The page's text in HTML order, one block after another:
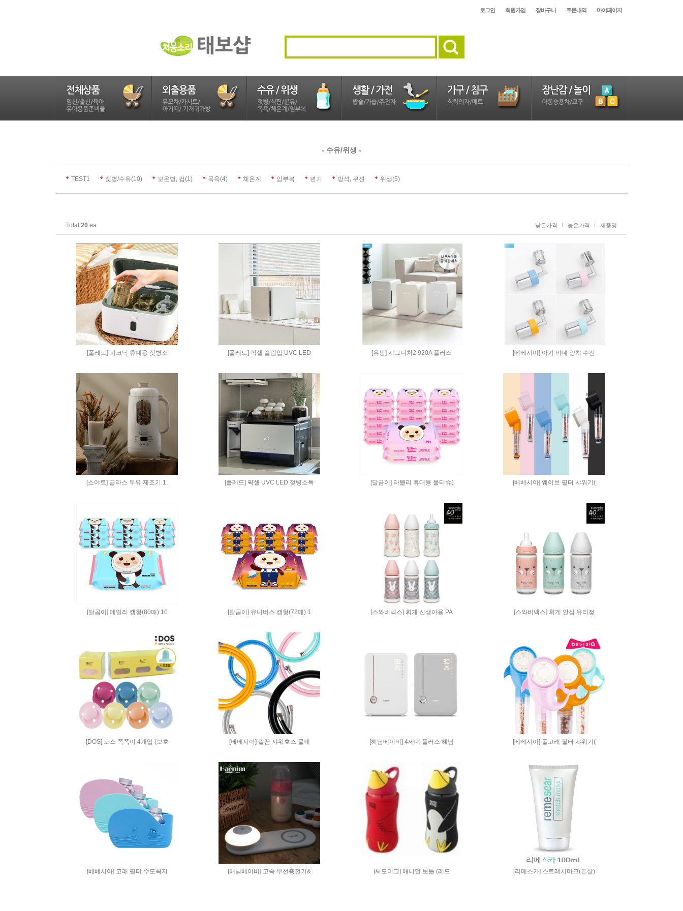
로그인 회원가입 장바구니 주문내역 마이페이지
- 수유/위생 -
TEST1 젖병/수유(10) 보온병, 컵(1) 목욕(4) 체온계 임부복 변기 방석, 쿠션 위생(5)
Total 20 ea 낮은가격 높은가격 제품명
[폴레드] 피크닉 휴대용 젖병소 [폴레드] 픽셀 슬림업 UVC LED [유팡] 시그니처2 920A 플러스 [베베시아] 아기 비데 양치 수전
[소야트] 글라스 두유 제조기 1. [폴레드] 픽셀 UVC LED 젖병소독 [달곰이] 러블리 휴대용 물티슈( [베베시아] 웨이브 필터 샤워기(
[달곰이] 데일리 캡형(80매) 10 [달곰이] 유니버스 캡형(72매) 1 [스와비넥스] 휘게 신생아용 PA [스와비넥스] 휘게 안심 유리젖
[DOS] 도스 쪽쪽이 4개입 (보호 [베베시아] 깔끔 샤워호스 물때 [해님베이비] 4세대 플러스 해님 [베베시아] 돌고래 필터 샤워기(
[베베시아] 고래 필터 수도꼭지 [해님베이비] 고속 무선충전기& [써모머그] 애니멀 보틀 (레드 [리메스카] 스트레치마크(튼살)